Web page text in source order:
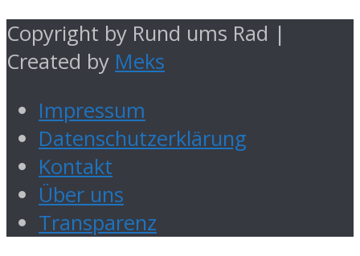
Copyright by Rund ums Rad |
Created by Meks
Impressum
Datenschutzerklärung
Kontakt
Über uns
Transparenz